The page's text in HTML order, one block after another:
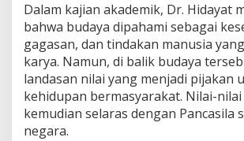
Dalam kajian akademik, Dr. Hidayat
bahwa budaya dipahami sebagai
gagasan, dan tindakan manusia
karya. Namun, di balik budaya
landasan nilai yang menjadi pijakan
kehidupan bermasyarakat. Nilai-
kemudian selaras dengan Pancasila
negara.